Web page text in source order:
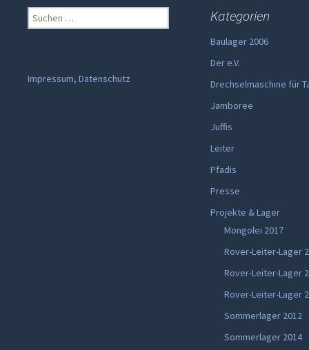
Suchen
nach:
Kategorien
Baulager 2006
Der e.V.
Drechselmaschine für
Jamboree
Juffis
Leiter
Pfadis
Presse
Projekte & Lager
Mongolei 2017
Rover-Leiter-Lager
Rover-Leiter-Lager
Rover-Leiter-Lager
Sommerlager 2012
Sommerlager 2014
Impressum, Datenschutz